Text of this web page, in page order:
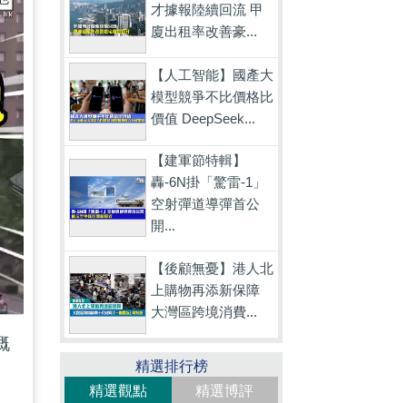
才據報陸續回流 甲
廈出租率改善豪...
【人工智能】國產大
模型競爭不比價格比
價值 DeepSeek...
【建軍節特輯】
轟-6N掛「驚雷-1」
空射彈道導彈首公
開...
【後顧無憂】港人北
上購物再添新保障
大灣區跨境消費...
精選排行榜
精選觀點
精選博評